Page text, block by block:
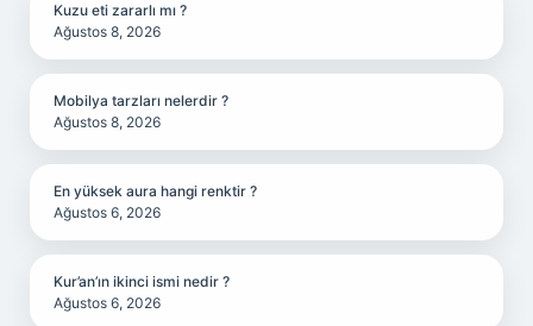
Kuzu eti zararlı mı ?
Ağustos 8, 2026
Mobilya tarzları nelerdir ?
Ağustos 8, 2026
En yüksek aura hangi renktir ?
Ağustos 6, 2026
Kur’an’ın ikinci ismi nedir ?
Ağustos 6, 2026